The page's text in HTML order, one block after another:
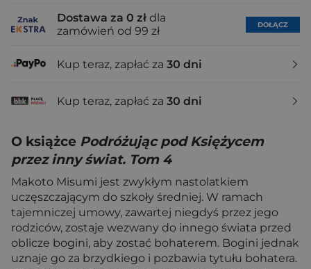
Dostawa za 0 zł dla
zamówień od 99 zł
DOŁĄCZ
Kup teraz, zapłać za 30 dni
Kup teraz, zapłać za 30 dni
O książce Podróżując pod Księżycem
przez inny świat. Tom 4
Makoto Misumi jest zwykłym nastolatkiem
uczęszczającym do szkoły średniej. W ramach
tajemniczej umowy, zawartej niegdyś przez jego
rodziców, zostaje wezwany do innego świata przed
oblicze bogini, aby zostać bohaterem. Bogini jednak
uznaje go za brzydkiego i pozbawia tytułu bohatera.